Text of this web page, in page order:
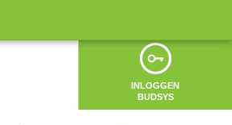
INLOGGEN
BUDSYS